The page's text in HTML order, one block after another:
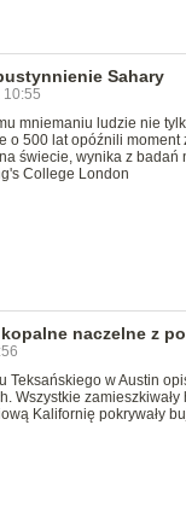
Sahary
mniemaniu ludzie nie
o 500 lat opóźnili
świecie, wynika z badań
College London
naczelne z
Teksańskiego w Austin
Wszystkie
Kalifornię pokrywały